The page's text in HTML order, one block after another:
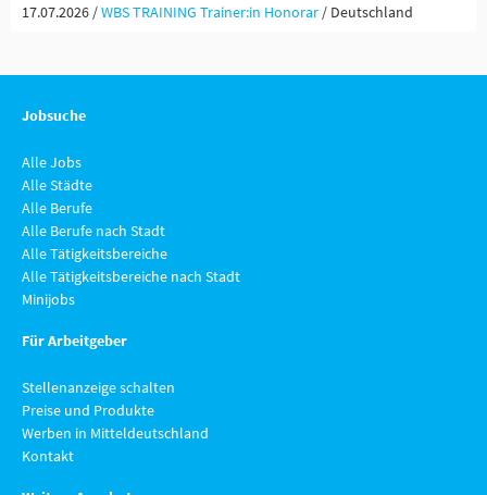
17.07.2026 /WBS TRAINING Trainer:in Honorar / Deutschland
Jobsuche
Alle Jobs
Alle Städte
Alle Berufe
Alle Berufe nach Stadt
Alle Tätigkeitsbereiche
Alle Tätigkeitsbereiche nach Stadt
Minijobs
Für Arbeitgeber
Stellenanzeige schalten
Preise und Produkte
Werben in Mitteldeutschland
Kontakt